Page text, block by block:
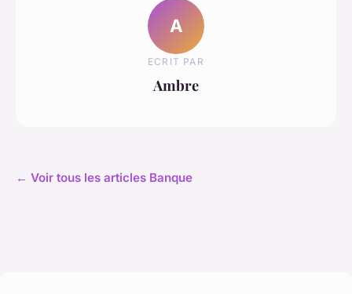
A
ECRIT PAR
Ambre
← Voir tous les articles Banque